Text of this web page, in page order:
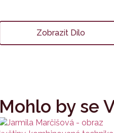
Zobrazit Dílo
Mohlo by se